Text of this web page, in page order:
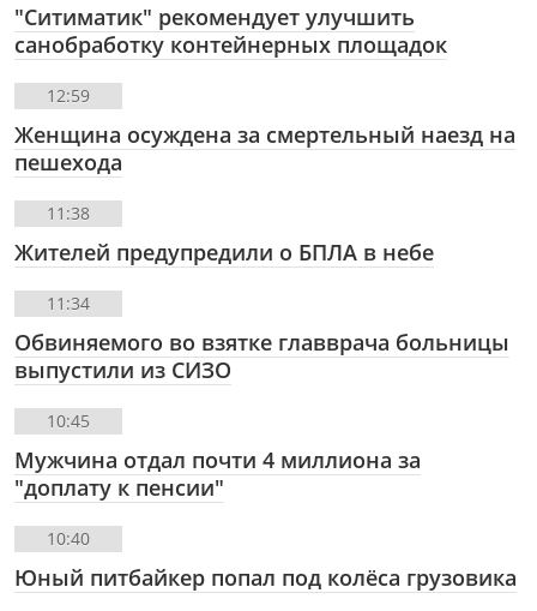
"Ситиматик" рекомендует улучшить
санобработку контейнерных площадок
12:59
Женщина осуждена за смертельный наезд на
пешехода
11:38
Жителей предупредили о БПЛА в небе
11:34
Обвиняемого во взятке главврача больницы
выпустили из СИЗО
10:45
Мужчина отдал почти 4 миллиона за
"доплату к пенсии"
10:40
Юный питбайкер попал под колёса грузовика